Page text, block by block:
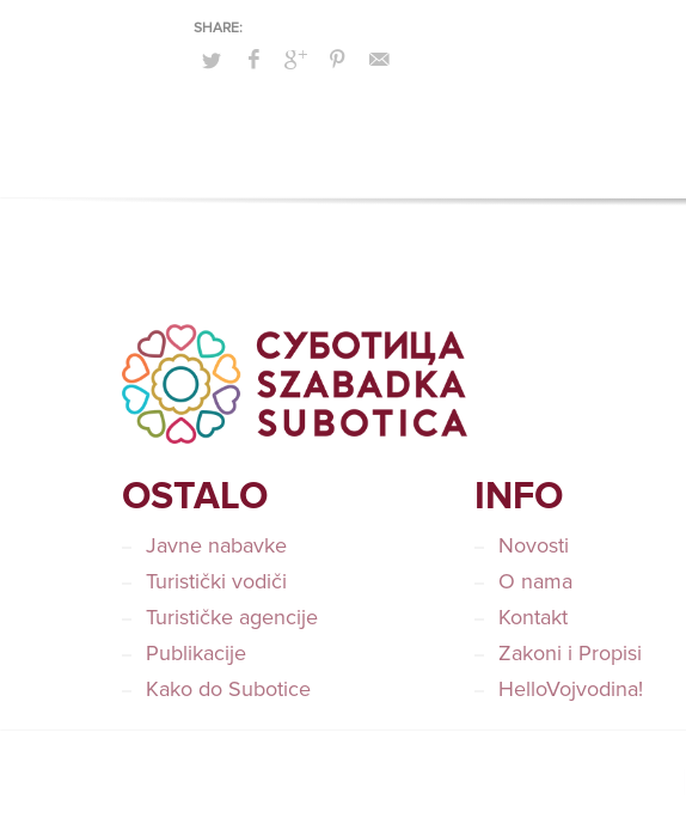
OSTALO
Javne nabavke
Turistički vodiči
Turističke agencije
Publikacije
Kako do Subotice
INFO
Novosti
O nama
Kontakt
Zakoni i Propisi
HelloVojvodina!